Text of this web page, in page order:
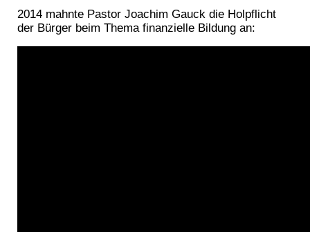
2014 mahnte Pastor Joachim Gauck die Holpflicht
der Bürger beim Thema finanzielle Bildung an: